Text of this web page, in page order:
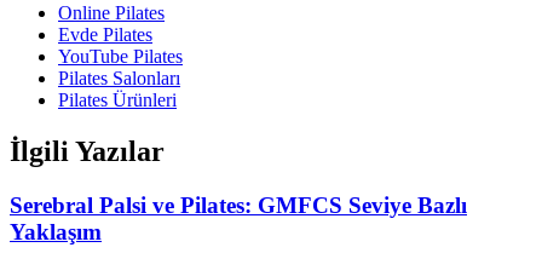
Online Pilates
Evde Pilates
YouTube Pilates
Pilates Salonları
Pilates Ürünleri
İlgili Yazılar
Serebral Palsi ve Pilates: GMFCS Seviye Bazlı
Yaklaşım